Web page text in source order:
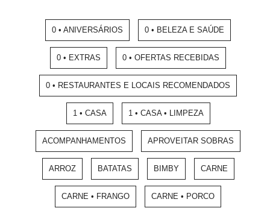
0 • ANIVERSÁRIOS 0 • BELEZA E SAÚDE
0 • EXTRAS 0 • OFERTAS RECEBIDAS
0 • RESTAURANTES E LOCAIS RECOMENDADOS
1 • CASA 1 • CASA • LIMPEZA
ACOMPANHAMENTOS APROVEITAR SOBRAS
ARROZ BATATAS BIMBY CARNE
CARNE • FRANGO CARNE • PORCO